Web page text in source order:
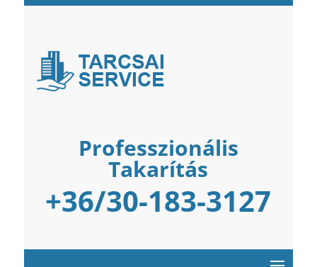
Professzionális
Takarítás
+36/30-183-3127